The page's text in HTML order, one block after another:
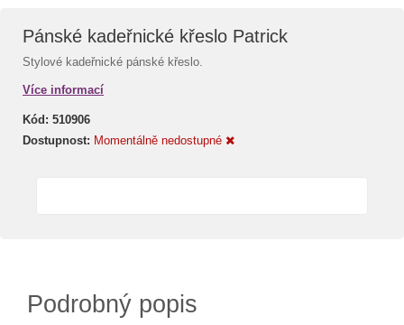
Pánské kadeřnické křeslo Patrick
Stylové kadeřnické pánské křeslo.
Více informací
Kód: 510906
Dostupnost: Momentálně nedostupné
Podrobný popis